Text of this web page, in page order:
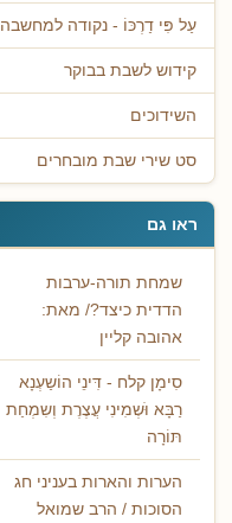
עַל פִּי דַרְכּוֹ - נקודה למחשבה
קידוש לשבת בבוקר
השידוכים
סט שירי שבת מובחרים
ראו גם
שמחת תורה-ערבות
הדדית כיצד?/ מאת:
אהובה קליין
סִימָן קלח - דִּינֵי הוֹשַעְנָא
רַבָּא וֹּשְמִינִי עֲצֶרֶת וְשִמְחַת
תּוֹרָה
הערות והארות בעניני חג
הסוכות / הרב שמואל